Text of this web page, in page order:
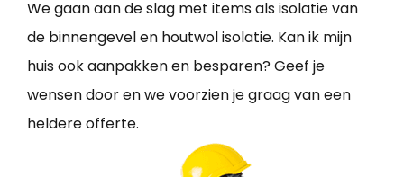
We gaan aan de slag met items als isolatie van
de binnengevel en houtwol isolatie. Kan ik mijn
huis ook aanpakken en besparen? Geef je
wensen door en we voorzien je graag van een
heldere offerte.